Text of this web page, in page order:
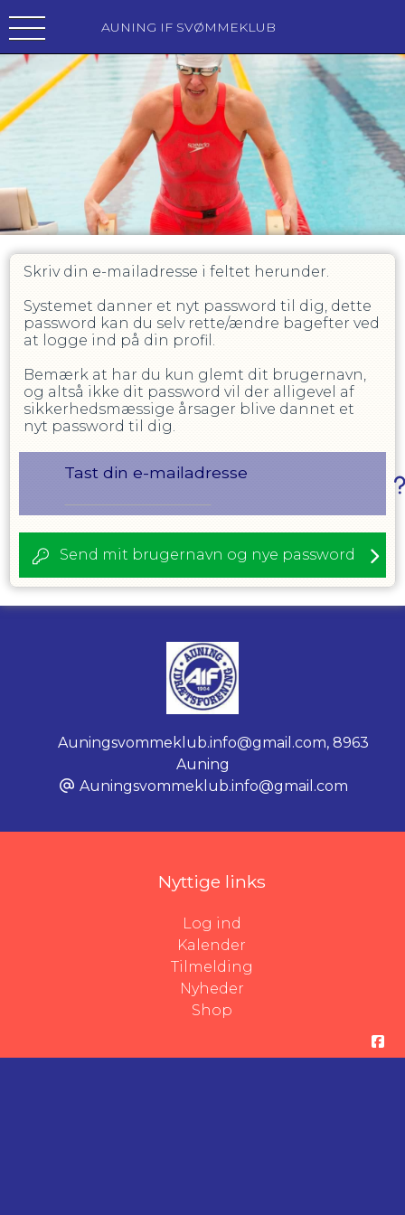
AUNING IF SVØMMEKLUB
Skriv din e-mailadresse i feltet herunder.
Systemet danner et nyt password til dig, dette
password kan du selv rette/ændre bagefter ved
at logge ind på din profil.
Bemærk at har du kun glemt dit brugernavn,
og altså ikke dit password vil der alligevel af
sikkerhedsmæssige årsager blive dannet et
nyt password til dig.
Tast din e-mailadresse
Send mit brugernavn og nye password
Auningsvommeklub.info@gmail.com, 8963
Auning
Auningsvommeklub.info@gmail.com
Nyttige links
Log ind
Kalender
Tilmelding
Nyheder
Shop